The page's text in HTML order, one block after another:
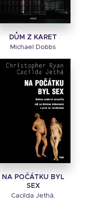
DŮM Z KARET
Michael Dobbs
NA POČÁTKU BYL
SEX
Cacilda Jethá,